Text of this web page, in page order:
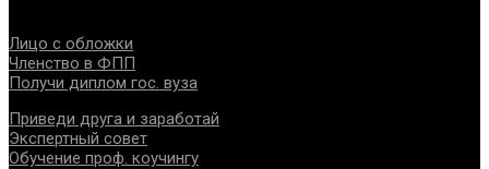
Лицо с обложки
Членство в ФПП
Получи диплом гос. вуза
Приведи друга и заработай
Экспертный совет
Обучение проф. коучингу